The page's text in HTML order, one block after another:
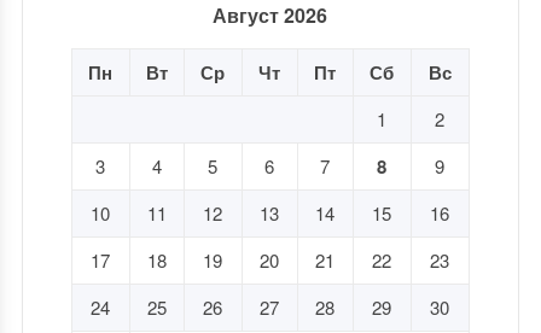
Август 2026
Пн Вт Ср Чт Пт Сб Вс
1
2
3
4 5 6 7 8
9
10
11 12 13 14 15
16
17
18 19 20 21 22
23
24
25 26 27 28 29
30